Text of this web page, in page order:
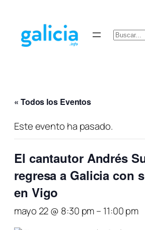
Buscar
« Todos los Eventos
Este evento ha pasado.
El cantautor Andrés
regresa a Galicia con
en Vigo
mayo 22 @ 8:30 pm– 11:00 pm